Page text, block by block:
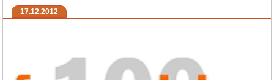
17.12.2012